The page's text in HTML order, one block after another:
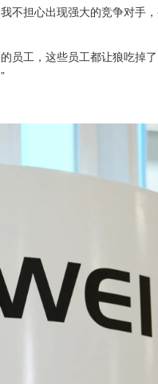
不担心出现强大的竞争对手
员工，这些员工都让狼吃掉